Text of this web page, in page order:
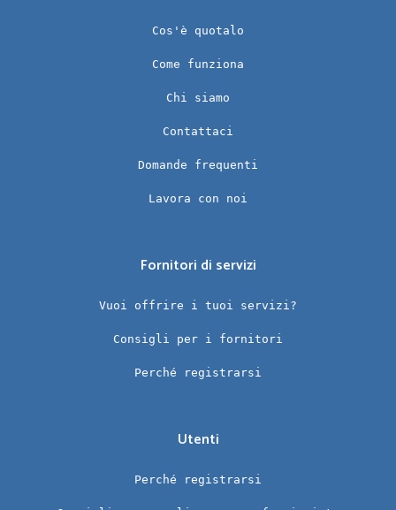
Cos'è quotalo
Come funziona
Chi siamo
Contattaci
Domande frequenti
Lavora con noi
Fornitori di servizi
Vuoi offrire i tuoi servizi?
Consigli per i fornitori
Perché registrarsi
Utenti
Perché registrarsi